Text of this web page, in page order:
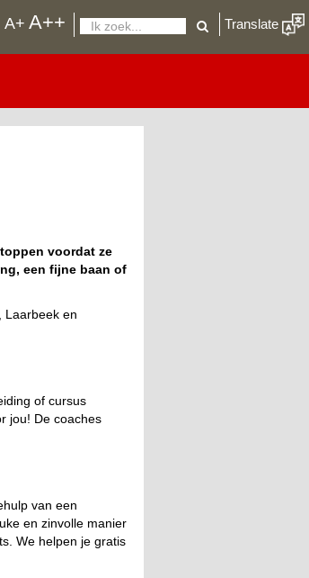
A+ A++ Zoeken
Translate
voordat ze
een fijne baan of
Laarbeek en
of cursus
jou! De coaches
van een
en zinvolle manier
We helpen je gratis